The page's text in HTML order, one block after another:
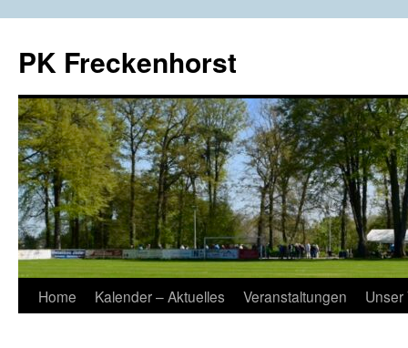
springen
PK Freckenhorst
Home Kalender – Aktuelles Veranstaltungen Unser